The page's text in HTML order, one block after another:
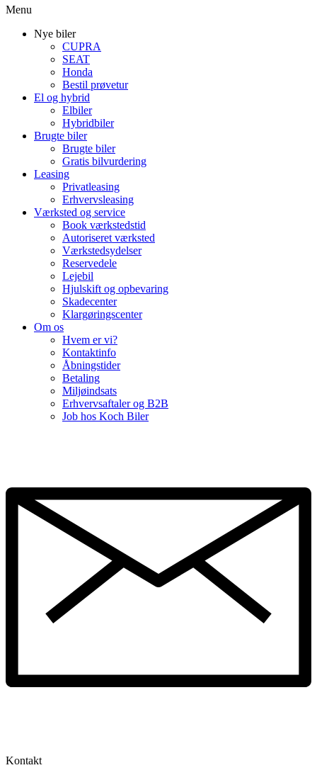
Menu
Nye biler
CUPRA
SEAT
Honda
Bestil prøvetur
El og hybrid
Elbiler
Hybridbiler
Brugte biler
Brugte biler
Gratis bilvurdering
Leasing
Privatleasing
Erhvervsleasing
Værksted og service
Book værkstedstid
Autoriseret værksted
Værkstedsydelser
Reservedele
Lejebil
Hjulskift og opbevaring
Skadecenter
Klargøringscenter
Om os
Hvem er vi?
Kontaktinfo
Åbningstider
Betaling
Miljøindsats
Erhvervsaftaler og B2B
Job hos Koch Biler
Kontakt